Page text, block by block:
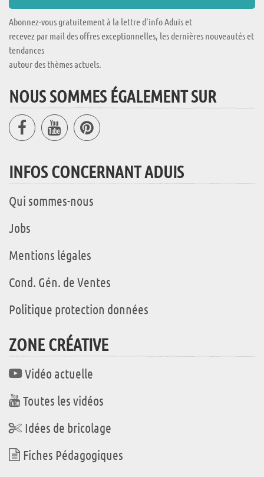
Abonnez-vous gratuitement à la lettre d'info Aduis et
recevez par mail des offres exceptionnelles, les dernières nouveautés et
tendances
autour des thèmes actuels.
NOUS SOMMES ÉGALEMENT SUR
INFOS CONCERNANT ADUIS
Qui sommes-nous
Jobs
Mentions légales
Cond. Gén. de Ventes
Politique protection données
ZONE CRÉATIVE
Vidéo actuelle
Toutes les vidéos
Idées de bricolage
Fiches Pédagogiques